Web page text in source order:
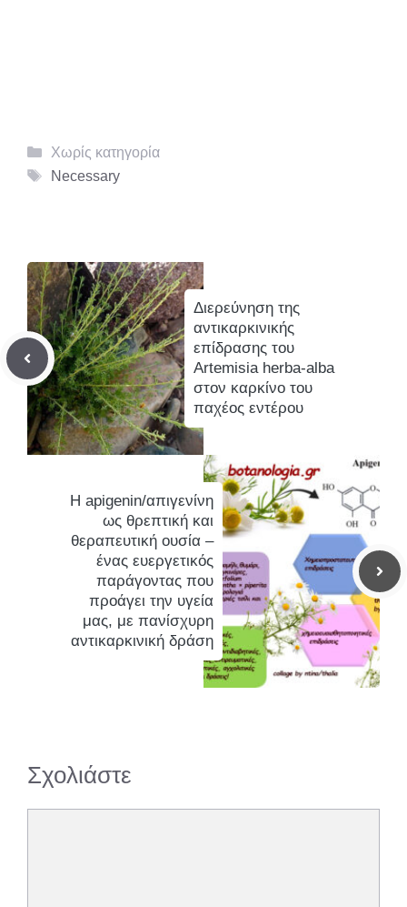
Κατηγορίες
Χωρίς κατηγορία
Ετικέτες
Necessary
Διερεύνηση της
αντικαρκινικής
επίδρασης του
Artemisia herba‐alba
στον καρκίνο του
παχέος εντέρου
Η apigenin/απιγενίνη
ως θρεπτική και
θεραπευτική ουσία –
ένας ευεργετικός
παράγοντας που
προάγει την υγεία
μας, με πανίσχυρη
αντικαρκινική δράση
Σχολιάστε